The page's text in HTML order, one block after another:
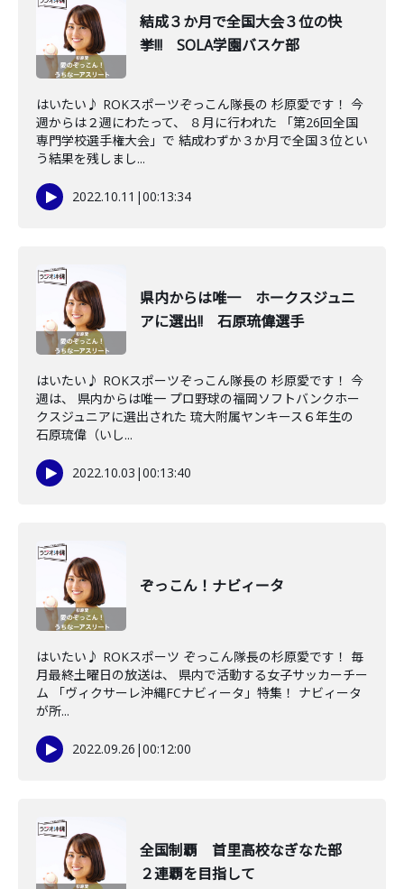
結成３か月で全国大会３位の快
挙!!! SOLA学園バスケ部
はいたい♪ ROKスポーツぞっこん隊長の 杉原愛です！ 今
週からは２週にわたって、 ８月に行われた 「第26回全国
専門学校選手権大会」で 結成わずか３か月で全国３位とい
う結果を残しまし...
2022.10.11 |00:13:34
県内からは唯一 ホークスジュニ
アに選出!! 石原琉偉選手
はいたい♪ ROKスポーツぞっこん隊長の 杉原愛です！ 今
週は、 県内からは唯一 プロ野球の福岡ソフトバンクホー
クスジュニアに選出された 琉大附属ヤンキース６年生の
石原琉偉（いし...
2022.10.03 |00:13:40
ぞっこん！ナビィータ
はいたい♪ ROKスポーツ ぞっこん隊長の杉原愛です！ 毎
月最終土曜日の放送は、 県内で活動する女子サッカーチー
ム 「ヴィクサーレ沖縄FCナビィータ」特集！ ナビィータ
が所...
2022.09.26 |00:12:00
全国制覇 首里高校なぎなた部
２連覇を目指して